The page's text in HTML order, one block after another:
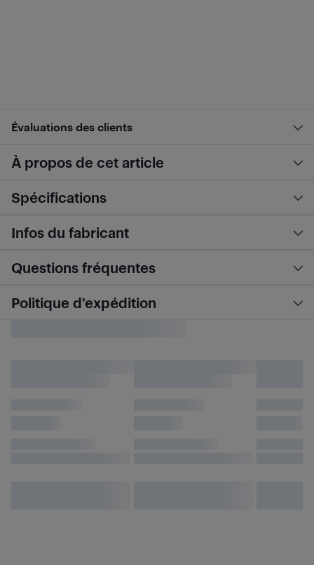
Évaluations des clients
À propos de cet article
Spécifications
Infos du fabricant
Questions fréquentes
Politique d’expédition